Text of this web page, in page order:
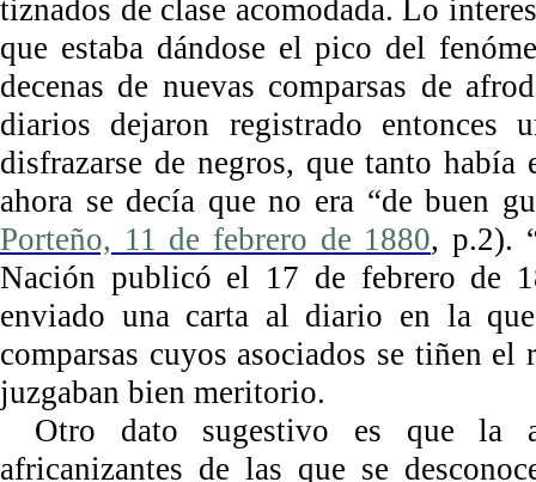
tiznados de clase acomodada. Lo
que estaba dándose el pico del
decenas de nuevas comparsas de
diarios dejaron registrado
disfrazarse de negros, que tanto había
ahora se decía que no era “de buen
Porteño, 11 de febrero de 1880, p.2).
Nación publicó el 17 de febrero de
enviado una carta al diario en la
comparsas cuyos asociados se tiñen
juzgaban bien meritorio.
Otro dato sugestivo es que la
africanizantes de las que se